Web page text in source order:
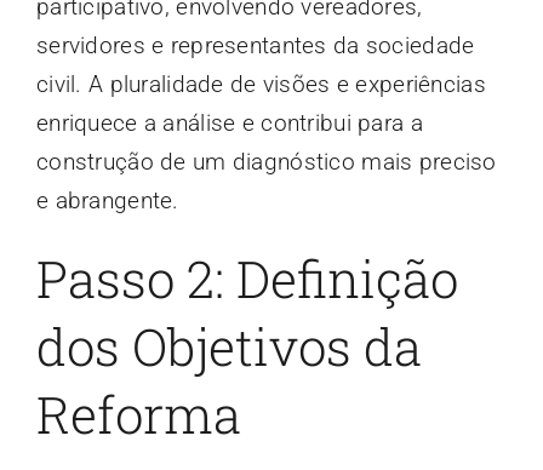
participativo, envolvendo vereadores,
servidores e representantes da sociedade
civil. A pluralidade de visões e experiências
enriquece a análise e contribui para a
construção de um diagnóstico mais preciso
e abrangente.
Passo 2: Definição
dos Objetivos da
Reforma